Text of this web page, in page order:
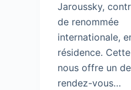
Jaroussky,
de renommée
internationale,
résidence.
nous offre un
rendez-vous…